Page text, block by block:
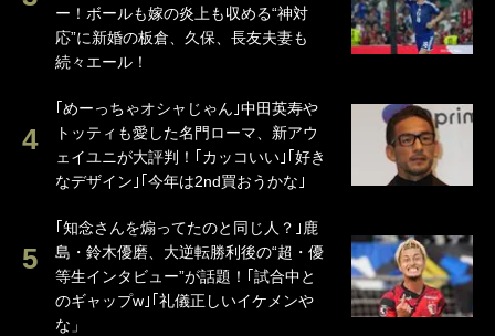
ー！ボールも嫁の炎上も収める“神対
応”に新婚の板倉、久保、長友夫妻も
続々エール！
｢めーっちゃオシャじゃん｣中田英寿や
トッティも愛した名門ローマ、新アウ
ェイユニが大評判！｢カッコいい｣｢好き
なデザイン｣｢今年は2nd買おうかな｣
｢知念さんを煽ってたのと同じ人？｣鹿
島・鈴木優磨、大逆転勝利後の“超・優
等生インタビュー”が話題！｢試合中と
のギャップw｣｢礼儀正しいイケメンや
な」